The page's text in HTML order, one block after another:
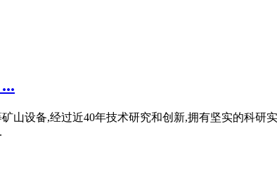
山设备,经过近40年技术研究和创新,拥有坚实的科研